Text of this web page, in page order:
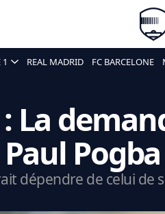
REAL MADRID FC BARCELONE
La
Pogba
dépendre de celui de